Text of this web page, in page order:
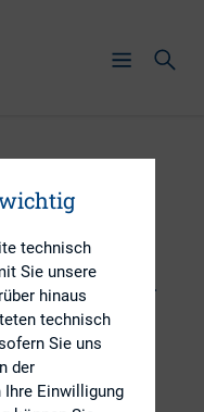
es am ...
Diese
es am
technisch
Sie unsere
hinaus
technisch
Sie uns
der
Ihre Einwilligung